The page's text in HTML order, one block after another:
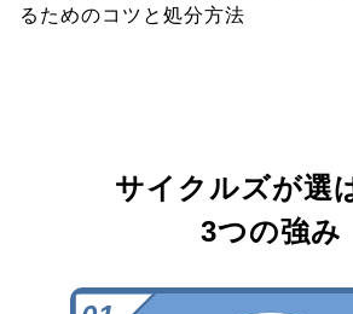
るためのコツと処分方法
サイクルズが選
3つの強み